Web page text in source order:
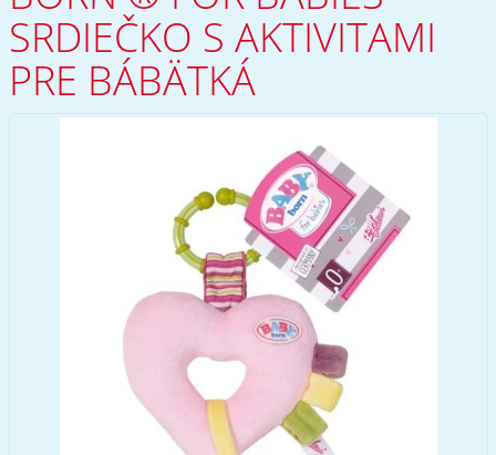
SRDIEČKO S AKTIVITAMI
PRE BÁBÄTKÁ